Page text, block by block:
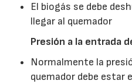
El biogás se debe
llegar al quemador
Presión a la entrada
Normalmente la
quemador debe estar